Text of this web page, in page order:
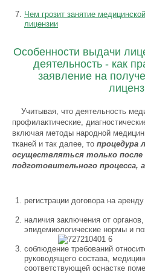
Чем грозит занятие
лицензии
Особенности выдачи
деятельность - как
заявление на
Учитывая, что деятельность
профилактические,
включая методы народной
тканей и так далее, то процедура
осуществляться только после
подготовительного процесса,
регистрации договора на
наличия заключения от
эпидемиологические нормы и
соблюдение требований
руководящего состава,
соответствующей оснастке